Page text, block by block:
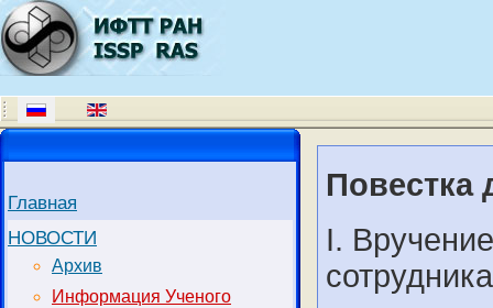
Главная
НОВОСТИ
Архив
Информация Ученого
Повестка
I.